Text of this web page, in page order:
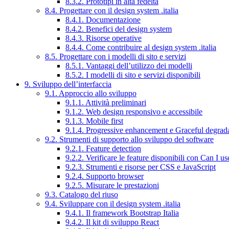
8.4. Progettare con il design system .italia
8.4.1. Documentazione
8.4.2. Benefici del design system
8.4.3. Risorse operative
8.4.4. Come contribuire al design system .italia
8.5. Progettare con i modelli di sito e servizi
8.5.1. Vantaggi dell’utilizzo dei modelli
8.5.2. I modelli di sito e servizi disponibili
9. Sviluppo dell’interfaccia
9.1. Approccio allo sviluppo
9.1.1. Attività preliminari
9.1.2. Web design responsivo e accessibile
9.1.3. Mobile first
9.1.4. Progressive enhancement e Graceful
9.2. Strumenti di supporto allo sviluppo del software
9.2.1. Feature detection
9.2.2. Verificare le feature disponibili con Can I
9.2.3. Strumenti e risorse per CSS e JavaScript
9.2.4. Supporto browser
9.2.5. Misurare le prestazioni
9.3. Catalogo del riuso
9.4. Sviluppare con il design system .italia
9.4.1. Il framework Bootstrap Italia
9.4.2. Il kit di sviluppo React